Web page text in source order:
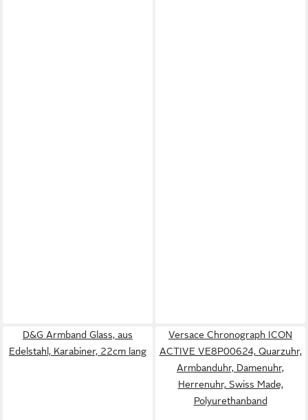
D&G Armband Glass, aus
Edelstahl, Karabiner, 22cm lang
Versace Chronograph ICON
ACTIVE VE8P00624, Quarzuhr,
Armbanduhr, Damenuhr,
Herrenuhr, Swiss Made,
Polyurethanband